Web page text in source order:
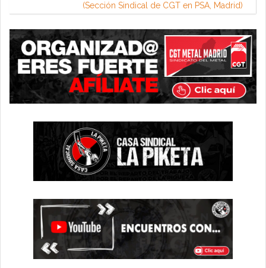
(Sección Sindical de CGT en PSA, Madrid)